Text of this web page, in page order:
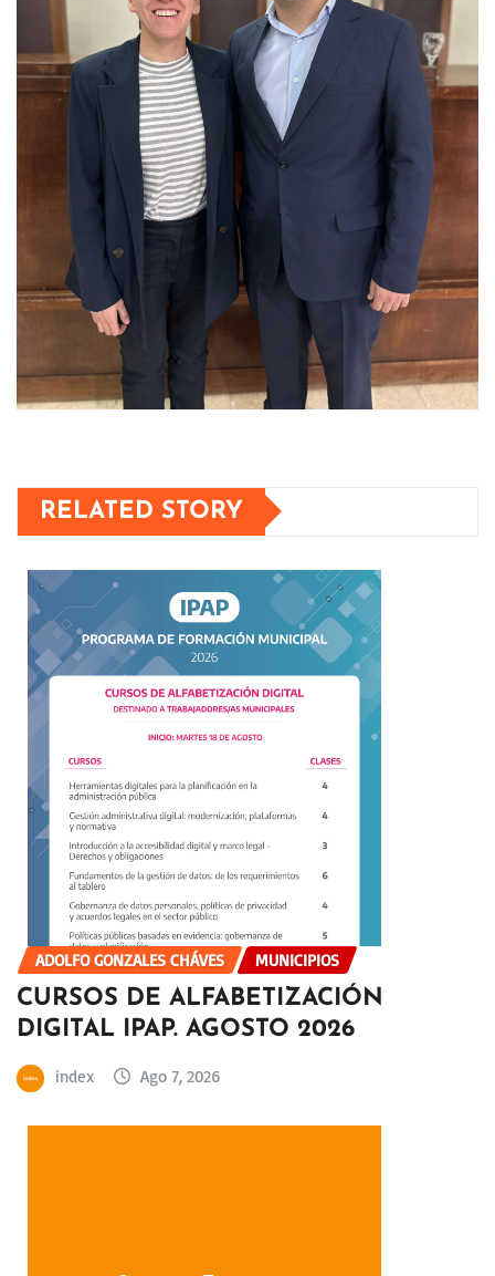
RELATED STORY
ADOLFO GONZALES CHÁVES MUNICIPIOS
CURSOS DE ALFABETIZACIÓN
DIGITAL IPAP. AGOSTO 2026
index Ago 7, 2026